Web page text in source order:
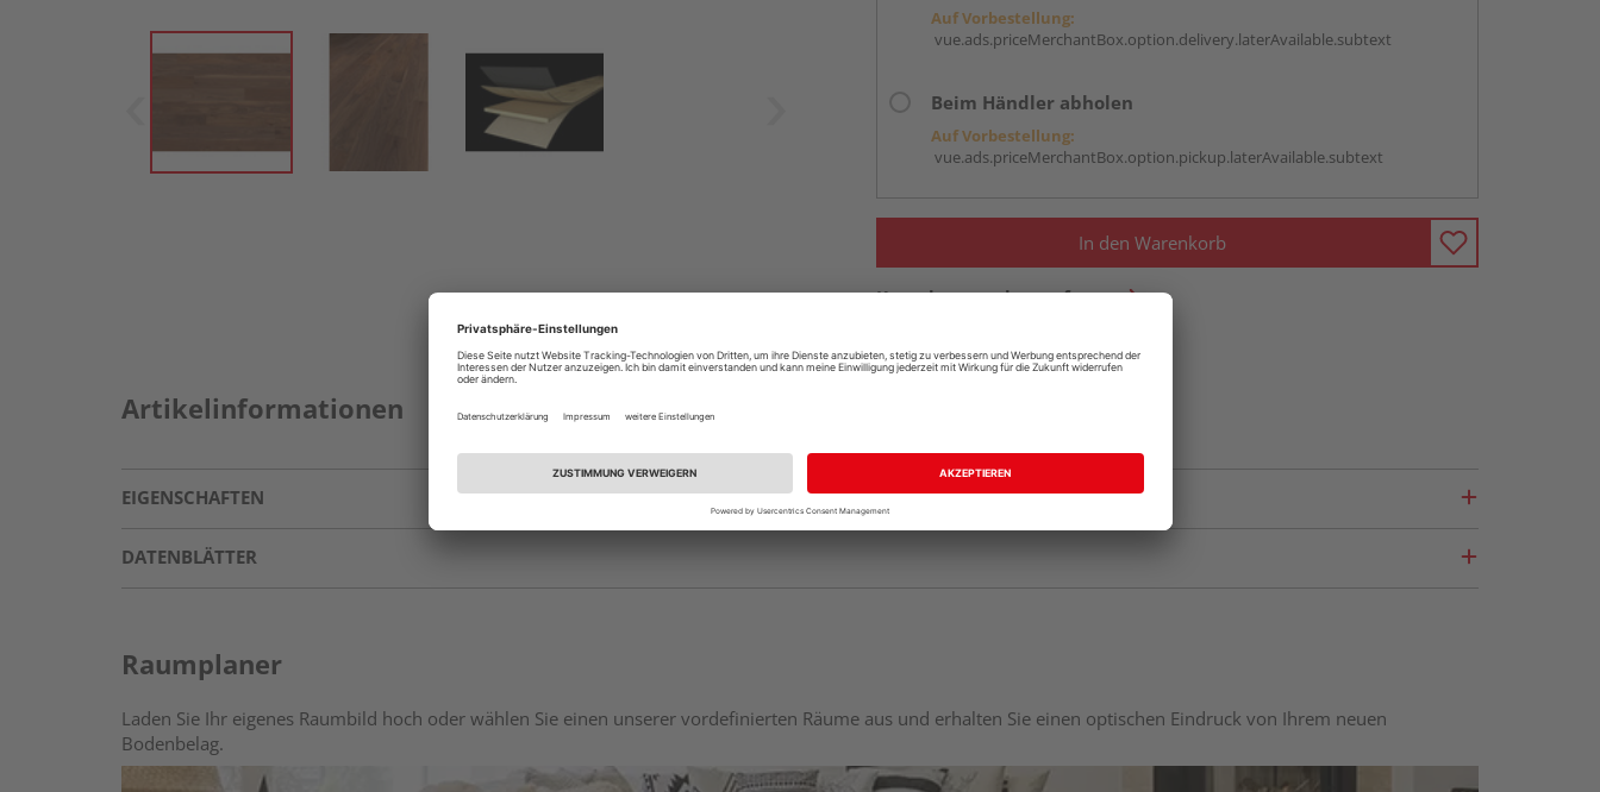
Auf Vorbestellung:
vue.ads.priceMerchantBox.option.delivery.laterAvailable.subtext
Beim Händler abholen
Auf Vorbestellung:
vue.ads.priceMerchantBox.option.pickup.laterAvailable.subtext
In den Warenkorb
Komplettangebot anfragen
Artikelinformationen
EIGENSCHAFTEN
DATENBLÄTTER
Raumplaner
Laden Sie Ihr eigenes Raumbild hoch oder wählen Sie einen unserer vordefinierten Räume aus und erhalten Sie einen optischen Eindruck von Ihrem neuen
Bodenbelag.